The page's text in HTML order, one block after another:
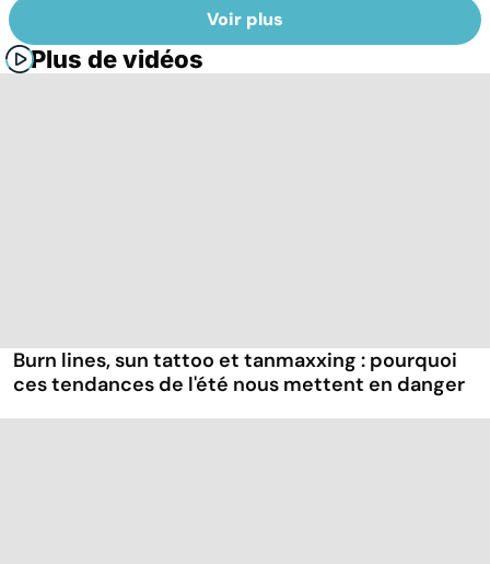
Voir plus
Plus de vidéos
Burn lines, sun tattoo et tanmaxxing : pourquoi
ces tendances de l'été nous mettent en danger